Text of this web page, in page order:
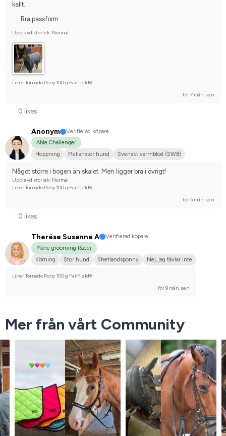
kallt.
Bra passform
Upplevd storlek: Normal
Liner Tornado Pony 100 g Fairfield®
för 7 mån. sen
0 likes
Anonym
Verifierad köpare
Able Challenger
Hoppning
Mellanstor hund
Svenskt varmblod (SWB)
Något större i bogen än skalet. Men ligger bra i övrigt!
Upplevd storlek: Normal
Liner Tornado Pony 100 g Fairfield®
för 5 mån. sen
0 likes
Therése Susanne A
Verifierad köpare
Mane grooming Racer
Körning
Stor hund Shetlandsponny Nej, jag tävlar inte
Liner Tornado Pony 100 g Fairfield®
för 9 mån. sen
Mer från vårt Community